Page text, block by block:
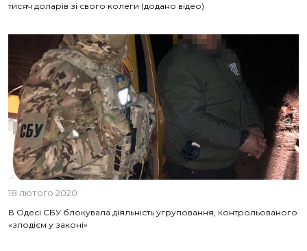
тисяч доларів зі свого колеги (додано відео)
18 лютого 2020
В Одесі СБУ блокувала діяльність угруповання, контрольованого
«злодієм у законі»